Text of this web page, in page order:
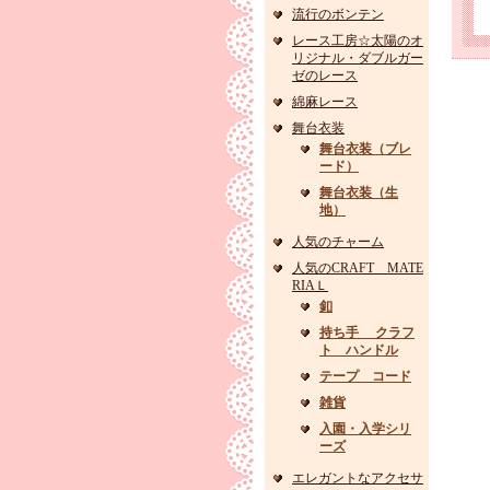
流行のボンテン
レース工房☆太陽のオ
リジナル・ダブルガー
ゼのレース
綿麻レース
舞台衣装
舞台衣装（ブレ
ード）
舞台衣装（生
地）
人気のチャーム
人気のCRAFT MATE
RIAＬ
釦
持ち手 クラフ
ト ハンドル
テープ コード
雑貨
入園・入学シリ
ーズ
エレガントなアクセサ